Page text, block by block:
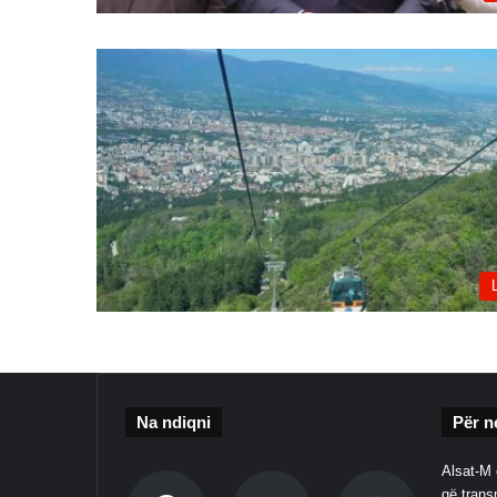
Na ndiqni Për
Alsat-M